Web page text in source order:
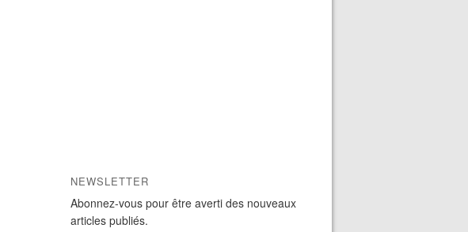
NEWSLETTER
Abonnez-vous pour être averti des nouveaux
articles publiés.